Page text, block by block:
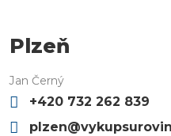
Plzeň
Jan Černý
+420 732 262 839